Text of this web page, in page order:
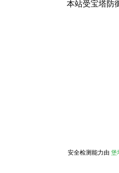
本站受宝塔防
安全检测能力由 堡